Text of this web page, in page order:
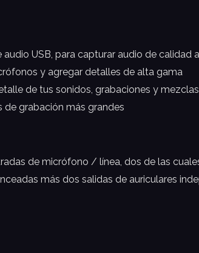
USB, para capturar audio de calidad
y agregar detalles de alta gama
de tus sonidos, grabaciones y mezclas
de grabación más grandes
de micrófono / línea, dos de las
más dos salidas de auriculares